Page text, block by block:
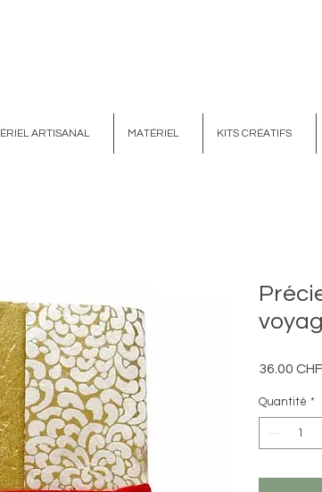
ARTISANAL MATÉRIEL KITS CRÉATIFS
36.00 CHF
Quantité *